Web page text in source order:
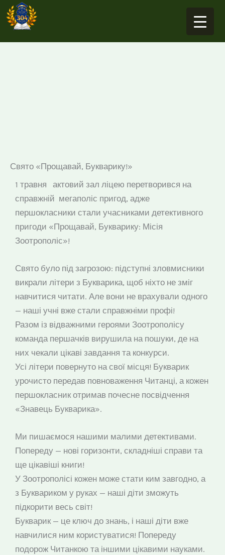
Перейти
до
Свято «Прощавай, Букварику!»
1 травня актовий зал ліцею перетворився на
справжній мегаполіс пригод, адже
першокласники стали учасниками детективного
пригоди «Прощавай, Букварику: Місія
Зоотрополіс»!
Свято було під загрозою: підступні зловмисники
викрали літери з Букварика, щоб ніхто не зміг
навчитися читати. Але вони не врахували одного
— наші учні вже стали справжніми профі!
Разом із відважними героями Зоотрополісу
команда першачків вирушила на пошуки, де на
них чекали цікаві завдання та конкурси.
Усі літери повернуто на свої місця! Букварик
урочисто передав повноваження Читанці, а кожен
першокласник отримав почесне посвідчення
«Знавець Букварика».
Ми пишаємося нашими малими детективами.
Попереду — нові горизонти, складніші справи та
ще цікавіші книги!
У Зоотрополісі кожен може стати ким завгодно, а
з Буквариком у руках — наші діти зможуть
підкорити весь світ!
Букварик — це ключ до знань, і наші діти вже
навчилися ним користуватися! Попереду
подорож Читанкою та іншими цікавими науками.